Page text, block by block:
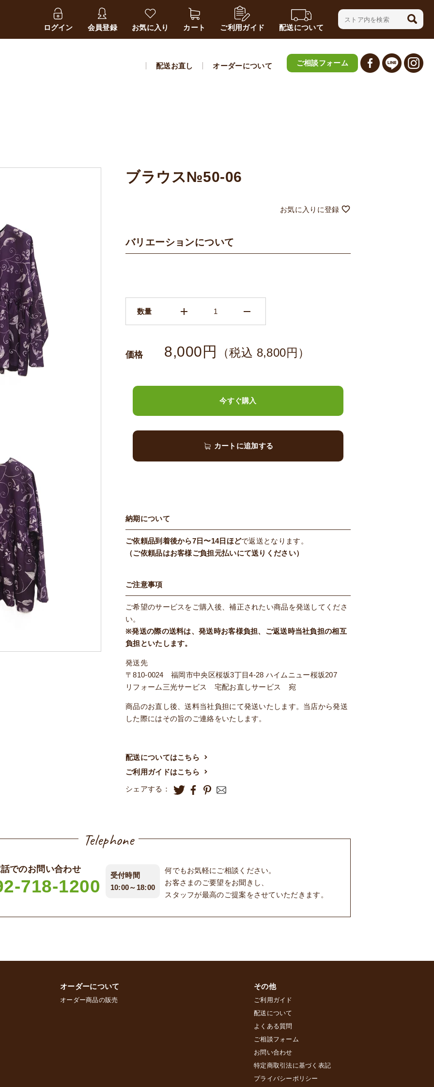
ログイン 会員登録 お気に入り カート ご利用ガイド 配送について
配送お直し オーダーについて ご相談フォーム
ブラウス№50-06
バリエーションについて
数量 add remove
価格 8,000 円 （税込 8,800円）
今すぐ購入
カートに追加する
納期について
ご依頼品到着後から7日〜14日ほどで返送となります。
（ご依頼品はお客様ご負担元払いにて送りください）
ご注意事項
ご希望のサービスをご購入後、補正されたい商品を発送してくださ
い。
※発送の際の送料は、発送時お客様負担、ご返送時当社負担の相互
負担といたします。
発送先
〒810-0024 福岡市中央区桜坂3丁目4-28 ハイムニュー桜坂207
リフォーム三光サービス 宅配お直しサービス 宛
商品のお直し後、送料当社負担にて発送いたします。当店から発送
した際にはその旨のご連絡をいたします。
配送についてはこちら
ご利用ガイドはこちら
シェアする：
Telephone
でのお問い合わせ
718-1200
受付時間
10:00～18:00
何でもお気軽にご相談ください。
お客さまのご要望をお聞きし、
スタッフが最高のご提案をさせていただきます。
オーダーについて
オーダー商品の販売
その他
ご利用ガイド
配送について
よくある質問
ご相談フォーム
お問い合わせ
特定商取引法に基づく表記
プライバシーポリシー